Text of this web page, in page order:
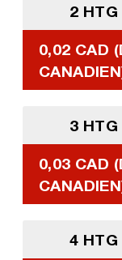
2 HTG
0,02 CAD
3 HTG
0,03 CAD
4 HTG